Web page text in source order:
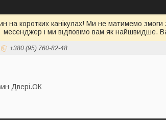
на коротких канікулах! Ми не матимемо
месенджер і ми відповімо вам як найшвидше.
+380 (95) 760-82-48
Двері.ОК